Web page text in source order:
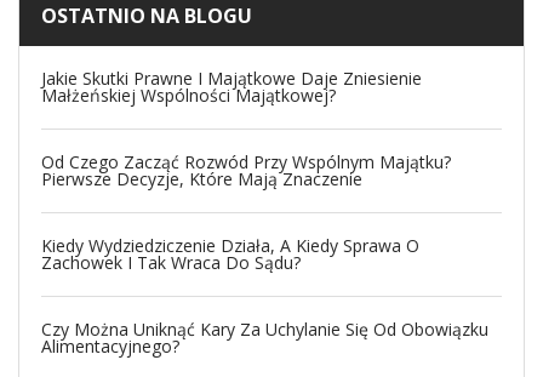
OSTATNIO NA BLOGU
Jakie Skutki Prawne I Majątkowe Daje Zniesienie
Małżeńskiej Wspólności Majątkowej?
Od Czego Zacząć Rozwód Przy Wspólnym Majątku?
Pierwsze Decyzje, Które Mają Znaczenie
Kiedy Wydziedziczenie Działa, A Kiedy Sprawa O
Zachowek I Tak Wraca Do Sądu?
Czy Można Uniknąć Kary Za Uchylanie Się Od Obowiązku
Alimentacyjnego?